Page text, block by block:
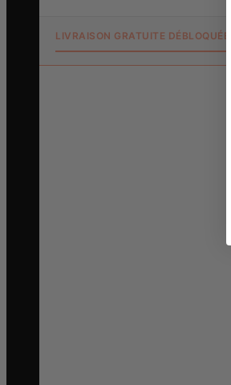
LIVRAISON GRATUITE DÉBLOQUÉE !